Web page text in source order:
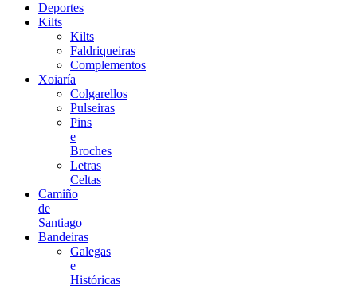
Deportes
Kilts
Kilts
Faldriqueiras
Complementos
Xoiaría
Colgarellos
Pulseiras
Pins
e
Broches
Letras
Celtas
Camiño
de
Santiago
Bandeiras
Galegas
e
Históricas